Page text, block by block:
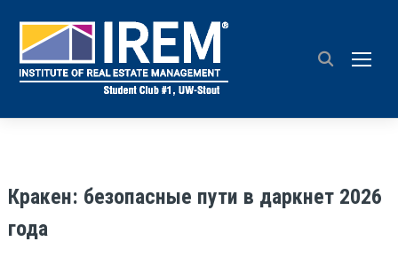
Кракен: безопасные пути в даркнет 2026
года